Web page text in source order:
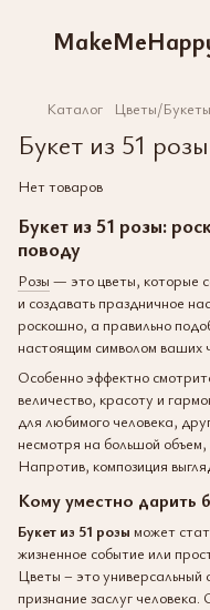
Каталог Цветы/
Букет из 51 розы
Нет товаров
Букет из 51 розы:
поводу
Розы — это цветы, которые
и создавать праздничное
роскошно, а правильно
настоящим символом ваших
Особенно эффектно
величество, красоту и
для любимого человека,
несмотря на большой
Напротив, композиция
Кому уместно дарить
Букет из 51 розы может
жизненное событие или
Цветы – это универсальный
признание заслуг